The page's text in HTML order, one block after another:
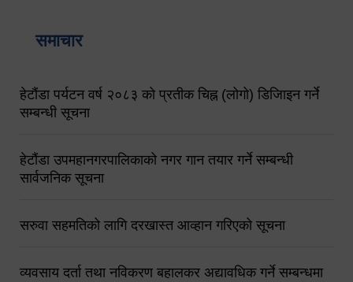
समाचार
हेटौंडा पर्यटन वर्ष २०८३ को प्रतीक चिह्न (लोगो) डिजिाइन गर्ने
सम्बन्धी सूचना
हेटौंडा उपमहानगरपालिकाको नगर गान तयार गर्ने सम्बन्धी
सार्वजनिक सूचना
सरुवा सहमतिको लागि दरखास्त आव्हान गरिएको सूचना
व्यवसाय दर्ता तथा नविकरण बहालकर अद्यावधिक गर्ने सम्बन्धमा